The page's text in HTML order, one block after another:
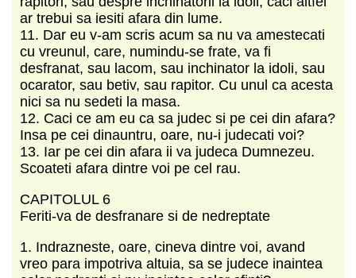
ar trebui sa iesiti afara din lume.
11. Dar eu v-am scris acum sa nu va amestecati
cu vreunul, care, numindu-se frate, va fi
desfranat, sau lacom, sau inchinator la idoli, sau
ocarator, sau betiv, sau rapitor. Cu unul ca acesta
nici sa nu sedeti la masa.
12. Caci ce am eu ca sa judec si pe cei din afara?
Insa pe cei dinauntru, oare, nu-i judecati voi?
13. Iar pe cei din afara ii va judeca Dumnezeu.
Scoateti afara dintre voi pe cel rau.
CAPITOLUL 6
Feriti-va de desfranare si de nedreptate
1. Indrazneste, oare, cineva dintre voi, avand
vreo para impotriva altuia, sa se judece inaintea